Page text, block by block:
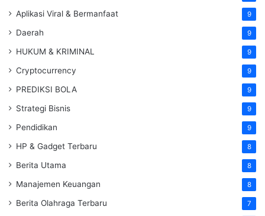
Aplikasi Viral & Bermanfaat 9
Daerah 9
HUKUM & KRIMINAL 9
Cryptocurrency 9
PREDIKSI BOLA 9
Strategi Bisnis 9
Pendidikan 9
HP & Gadget Terbaru 8
Berita Utama 8
Manajemen Keuangan 8
Berita Olahraga Terbaru 7